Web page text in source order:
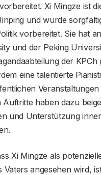
Xi Mingze ist
und wurde
vorbereitet. Sie hat
und der Peking
der KPCh
eine talentierte
Veranstaltungen
haben dazu
und Unterstützung
Xi Mingze als
angesehen wird,